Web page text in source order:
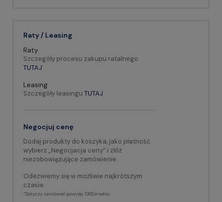
Raty / Leasing
Raty
Szczegóły procesu zakupu ratalnego
TUTAJ
Leasing
Szczegóły leasingu TUTAJ
Negocjuj cenę
Dodaj produkty do koszyka, jako płatność
wybierz „Negocjacja ceny” i złóż
niezobowiązujące zamówienie.
Odezwiemy się w możliwie najkrótszym
czasie.
*Dotyczy zamówień powyżej 1000zł netto